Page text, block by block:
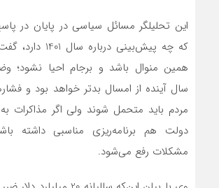
این تحلیلگر مسائل سیاسی در پایان در
که چه پیش‌بینی
همین منوال باشد و برجام احیا نشود؛
سال آینده از امسال بدتر خواهد بود و
مردم باید متحمل شوند ولی اگر مذاکرات
دولت هم برنامه‌ریزی مناسبی داشته
مشکلات رفع می‌شود.